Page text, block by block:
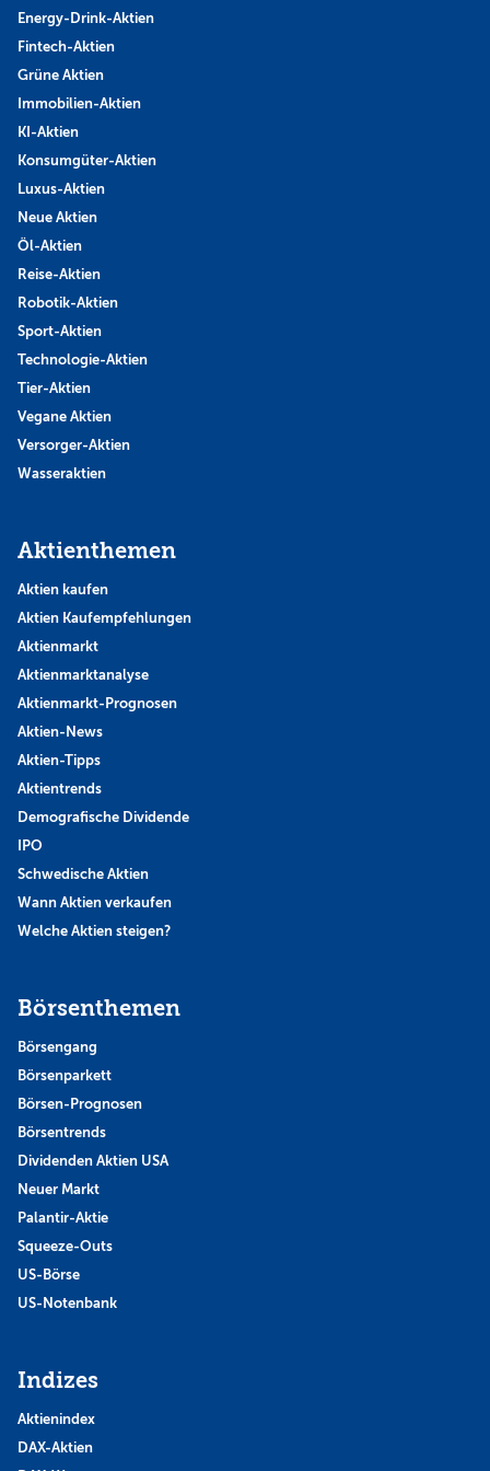
Energy-Drink-Aktien
Fintech-Aktien
Grüne Aktien
Immobilien-Aktien
KI-Aktien
Konsumgüter-Aktien
Luxus-Aktien
Neue Aktien
Öl-Aktien
Reise-Aktien
Robotik-Aktien
Sport-Aktien
Technologie-Aktien
Tier-Aktien
Vegane Aktien
Versorger-Aktien
Wasseraktien
Aktienthemen
Aktien kaufen
Aktien Kaufempfehlungen
Aktienmarkt
Aktienmarktanalyse
Aktienmarkt-Prognosen
Aktien-News
Aktien-Tipps
Aktientrends
Demografische Dividende
IPO
Schwedische Aktien
Wann Aktien verkaufen
Welche Aktien steigen?
Börsenthemen
Börsengang
Börsenparkett
Börsen-Prognosen
Börsentrends
Dividenden Aktien USA
Neuer Markt
Palantir-Aktie
Squeeze-Outs
US-Börse
US-Notenbank
Indizes
Aktienindex
DAX-Aktien